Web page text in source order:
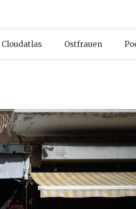
Cloudatlas Ostfrauen